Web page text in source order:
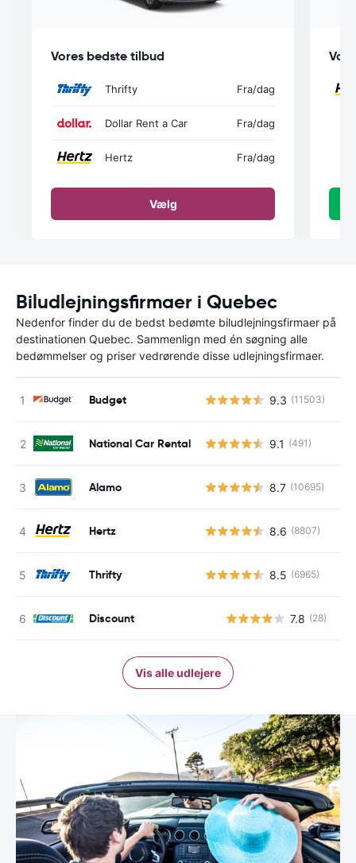
Vores bedste tilbud
Thrifty Fra/dag
Dollar Rent a Car Fra/dag
Hertz Fra/dag
Vælg
Biludlejningsfirmaer i Quebec
Nedenfor finder du de bedst bedømte biludlejningsfirmaer på
destinationen Quebec. Sammenlign med én søgning alle
bedømmelser og priser vedrørende disse udlejningsfirmaer.
Budget 9.3 (11503)
National Car Rental 9.1 (491)
Alamo 8.7 (10695)
Hertz 8.6 (8807)
Thrifty 8.5 (6965)
Discount 7.8 (28)
Vis alle udlejere